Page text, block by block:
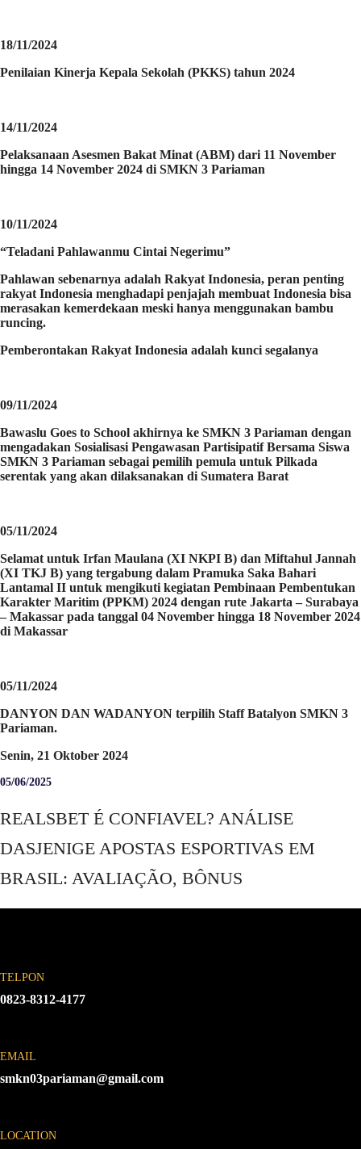
18/11/2024
Penilaian Kinerja Kepala Sekolah (PKKS) tahun 2024
14/11/2024
Pelaksanaan Asesmen Bakat Minat (ABM) dari 11 November
hingga 14 November 2024 di SMKN 3 Pariaman
10/11/2024
“Teladani Pahlawanmu Cintai Negerimu”
Pahlawan sebenarnya adalah Rakyat Indonesia, peran penting
rakyat Indonesia menghadapi penjajah membuat Indonesia bisa
merasakan kemerdekaan meski hanya menggunakan bambu
runcing.
Pemberontakan Rakyat Indonesia adalah kunci segalanya
09/11/2024
Bawaslu Goes to School akhirnya ke SMKN 3 Pariaman dengan
mengadakan Sosialisasi Pengawasan Partisipatif Bersama Siswa
SMKN 3 Pariaman sebagai pemilih pemula untuk Pilkada
serentak yang akan dilaksanakan di Sumatera Barat
05/11/2024
Selamat untuk Irfan Maulana (XI NKPI B) dan Miftahul Jannah
(XI TKJ B) yang tergabung dalam Pramuka Saka Bahari
Lantamal II untuk mengikuti kegiatan Pembinaan Pembentukan
Karakter Maritim (PPKM) 2024 dengan rute Jakarta – Surabaya
– Makassar pada tanggal 04 November hingga 18 November 2024
di Makassar
05/11/2024
DANYON DAN WADANYON terpilih Staff Batalyon SMKN 3
Pariaman.
Senin, 21 Oktober 2024
05/06/2025
REALSBET É CONFIAVEL? ANÁLISE
DASJENIGE APOSTAS ESPORTIVAS EM
BRASIL: AVALIAÇÃO, BÔNUS
TELPON
0823-8312-4177
EMAIL
smkn03pariaman@gmail.com
LOCATION